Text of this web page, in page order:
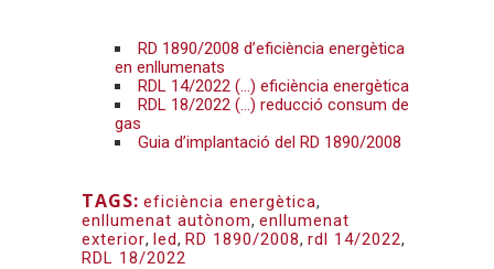
RD 1890/2008 d’eficiència energètica
en enllumenats
RDL 14/2022 (…) eficiència energètica
RDL 18/2022 (…) reducció consum de
gas
Guia d’implantació del RD 1890/2008
TAGS: eficiència energètica,
enllumenat autònom, enllumenat
exterior, led, RD 1890/2008, rdl 14/2022,
RDL 18/2022